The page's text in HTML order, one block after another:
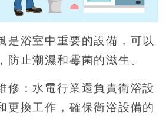
是浴室中重要的設備，可以
防止潮濕和霉菌的滋生。
修：水電行業還負責衛浴設
更換工作，確保衛浴設備的